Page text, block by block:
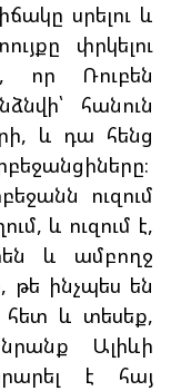
սրելու և
փրկելու
որ Ռուբեն
հանուն
և դա հենց
ուզում
և ուզում է,
և ամբողջ
թե ինչպես են
հետ և տեսեք,
Ալիևի
է հայ